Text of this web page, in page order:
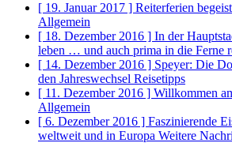
[ 19. Januar 2017 ] Reiterferien
Allgemein
[ 18. Dezember 2016 ] In der
leben … und auch prima in die Ferne
[ 14. Dezember 2016 ] Speyer: Die
den Jahreswechsel Reisetipps
[ 11. Dezember 2016 ] Willkommen
Allgemein
[ 6. Dezember 2016 ] Faszinierende
weltweit und in Europa Weitere